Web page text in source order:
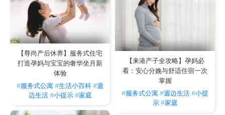
更能避免频繁搬迁的困扰。The V 的服务式住宅适合应对过渡期住宿，也为长租住客
提供安心舒适的空间与完善配套，让您在过渡期间享有更高的居住稳定性。
The V 的地理位置對回流人士或裝修監工有什麼實
際便利？
The V 的物业均坐落于香港核心交通枢纽，能极大化您的生活效率：
V Causeway Bay&V Causeway Bay 2
：分别位于铜锣湾怡和街 9 号及铜
锣湾道 25 号，步行 3 分钟及 5 分钟即达铜锣湾港铁站，邻近大型百货及生
活超市，可享受市中心的便利，亦方便回流人士处理各类琐事。
V Wanchai：位于湾仔谢斐道 180号，步行 3 分钟即达湾仔建材及家具名店
街骆克道，是装修住客亲自选料及回现场监工的最佳据点。
：位于西九龙广东道 535 号，邻近柯士甸站及高铁西九龙
站，除了方便往返内地，乘车仅约 10 分钟即可直达旺角及太子的家居建材
【尊尚产后休养】服务式住宅
打造孕妈与宝宝的奢华坐月新
体验
#服务式公寓#生活小百科#週
边生活 #小提示 #家庭
【来港产子全攻略】孕妈必
看：安心分娩与舒适住宿一次
掌握
#服务式公寓#週边生活#小提
示 #家庭